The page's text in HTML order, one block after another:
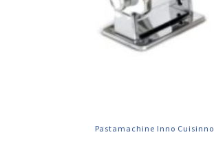
Pastamachine Inno Cuisinno